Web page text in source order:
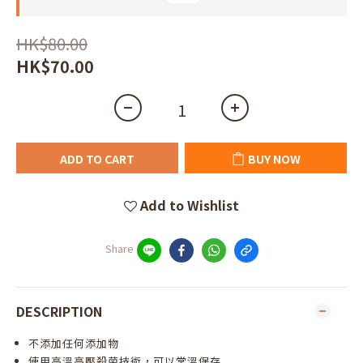
HK$80.00
HK$70.00
ADD TO CART BUY NOW
Add to Wishlist
Share
DESCRIPTION
不添加任何添加物